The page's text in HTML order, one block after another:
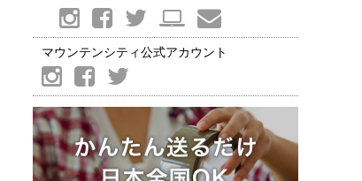
マウンテンシティ公式アカウント